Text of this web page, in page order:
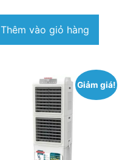
6.900.000₫.
tại
là:
Thêm vào giỏ hàng
Giảm giá!